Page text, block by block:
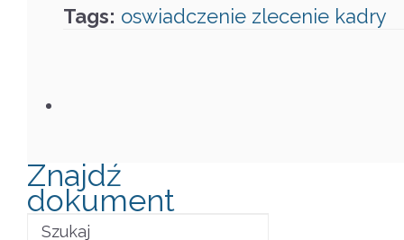
Tags: oswiadczenie zlecenie kadry
Znajdź
dokument